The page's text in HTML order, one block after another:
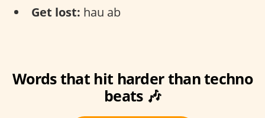
Get lost: hau ab
Words that hit harder than techno
beats 🎶